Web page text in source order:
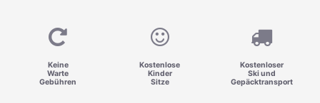
Keine
Warte
Gebühren
Kostenlose
Kinder
Sitze
Kostenloser
Ski und
Gepäcktransport